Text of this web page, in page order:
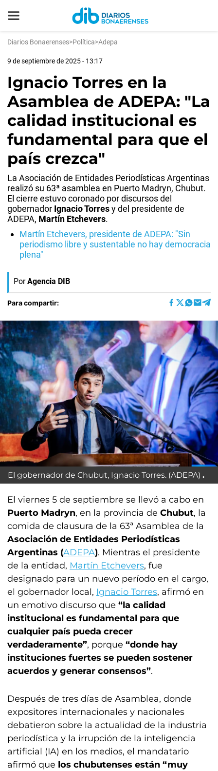
Diarios Bonaerenses>Política>Adepa
9 de septiembre de 2025 - 13:17
Ignacio Torres en la
Asamblea de ADEPA: "La
calidad institucional es
fundamental para que el
país crezca"
La Asociación de Entidades Periodísticas Argentinas
realizó su 63ª asamblea en Puerto Madryn, Chubut.
El cierre estuvo coronado por discursos del
gobernador Ignacio Torresy del presidente de
ADEPA, Martín Etchevers.
Martín Etchevers, presidente de ADEPA: "Sin
periodismo libre y sustentable no hay democracia
plena"
Por Agencia DIB
Para compartir:
El gobernador de Chubut, Ignacio Torres. (ADEPA)
El viernes 5 de septiembre se llevó a cabo en
Puerto Madryn, en la provincia de Chubut, la
comida de clausura de la 63ª Asamblea de la
Asociación de Entidades Periodísticas
Argentinas (ADEPA). Mientras el presidente
de la entidad, Martín Etchevers, fue
designado para un nuevo período en el cargo,
el gobernador local, Ignacio Torres, afirmó en
un emotivo discurso que “la calidad
institucional es fundamental para que
cualquier país pueda crecer
verdaderamente”, porque “donde hay
instituciones fuertes se pueden sostener
acuerdos y generar consensos”.
Después de tres días de Asamblea, donde
expositores internacionales y nacionales
debatieron sobre la actualidad de la industria
periodística y la irrupción de la inteligencia
artificial (IA) en los medios, el mandatario
afirmó que los chubutenses están “muy